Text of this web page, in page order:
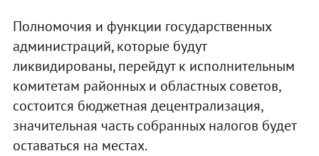
Полномочия и функции государственных
администраций, которые будут
ликвидированы, перейдут к исполнительным
комитетам районных и областных советов,
состоится бюджетная децентрализация,
значительная часть собранных налогов будет
оставаться на местах.